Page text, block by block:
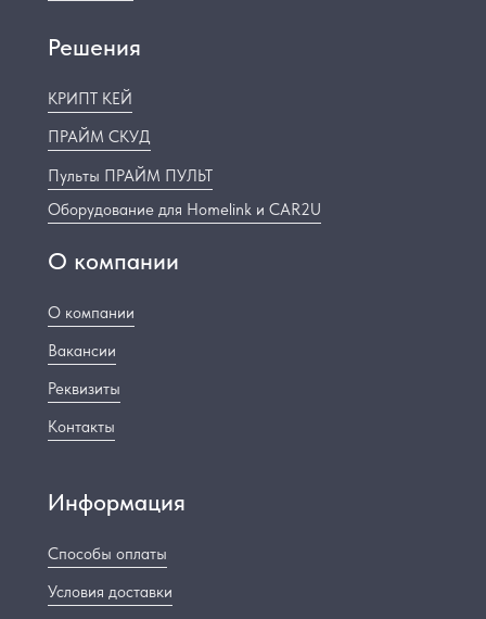
О компании
О компании
Вакансии
Реквизиты
Контакты
Информация
Способы оплаты
Условия доставки
Решения
КРИПТ КЕЙ
ПРАЙМ СКУД
Оборудование для Homelink и CAR2U
Пульты ПРАЙМ ПУЛЬТ